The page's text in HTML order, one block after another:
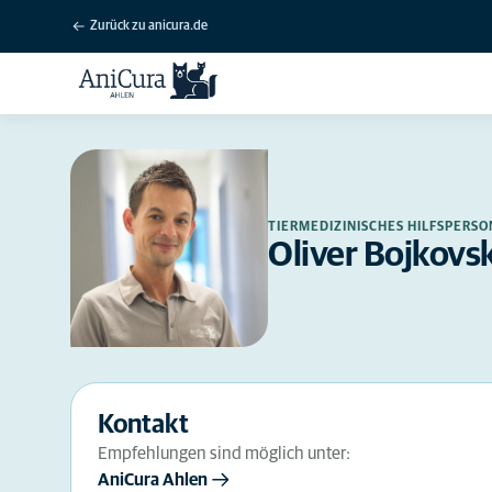
Zurück zu anicura.de
TIERMEDIZINISCHES
Oliver
Kontakt
Empfehlungen sind möglich unter:
AniCura Ahlen